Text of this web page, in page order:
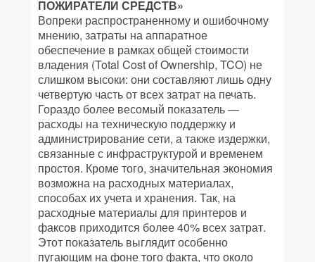
ПОЖИРАТЕЛИ СРЕДСТВ»
Вопреки распространенному и ошибочному
мнению, затраты на аппаратное
обеспечение в рамках общей стоимости
владения (Total Cost of Ownership, TCO) не
слишком высоки: они составляют лишь одну
четвертую часть от всех затрат на печать.
Гораздо более весомый показатель —
расходы на техническую поддержку и
администрирование сети, а также издержки,
связанные с инфраструктурой и временем
простоя. Кроме того, значительная экономия
возможна на расходных материалах,
способах их учета и хранения. Так, на
расходные материалы для принтеров и
факсов приходится более 40% всех затрат.
Этот показатель выглядит особенно
пугающим на фоне того факта, что около